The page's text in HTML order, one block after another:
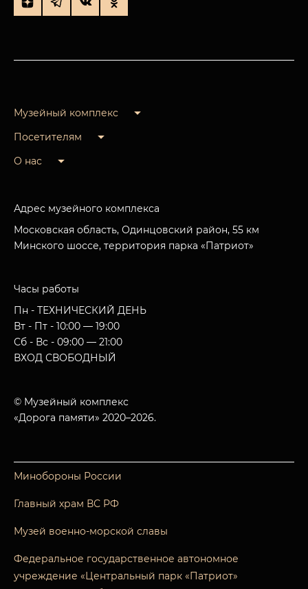
Музейный комплекс
Посетителям
О нас
Адрес музейного комплекса
Московская область, Одинцовский район, 55 км
Минского шоссе, территория парка «Патриот»
Часы работы
Пн - ТЕХНИЧЕСКИЙ ДЕНЬ
Вт - Пт - 10:00 — 19:00
Сб - Вс - 09:00 — 21:00
ВХОД СВОБОДНЫЙ
© Музейный комплекс
«Дорога памяти» 2020–2026.
Минобороны России
Главный храм ВС РФ
Музей военно-морской славы
Федеральное государственное автономное
учреждение «Центральный парк «Патриот»